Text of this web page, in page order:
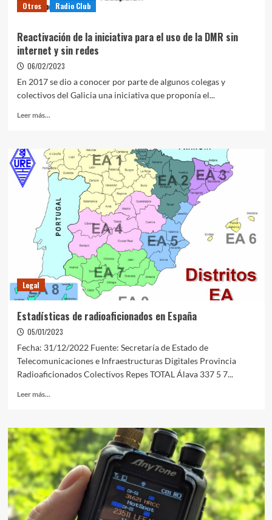
Otros Radio Club
Reactivación de la iniciativa para el uso de la DMR sin
internet y sin redes
06/02/2023
En 2017 se dio a conocer por parte de algunos colegas y
colectivos del Galicia una iniciativa que proponía el...
Leer más...
Legal
Estadísticas de radioaficionados en España
05/01/2023
Fecha: 31/12/2022 Fuente: Secretaría de Estado de
Telecomunicaciones e Infraestructuras Digitales Provincia
Radioaficionados Colectivos Repes TOTAL Álava 337 5 7...
Leer más...